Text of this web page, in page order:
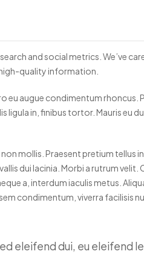
and social metrics. We’ve
quality information.
eu augue condimentum
in, finibus tortor. Mauris eu
mollis. Praesent pretium
dui lacinia. Morbi a rutrum
a, interdum iaculis metus.
condimentum, viverra facilisis
eleifend dui, eu eleifend